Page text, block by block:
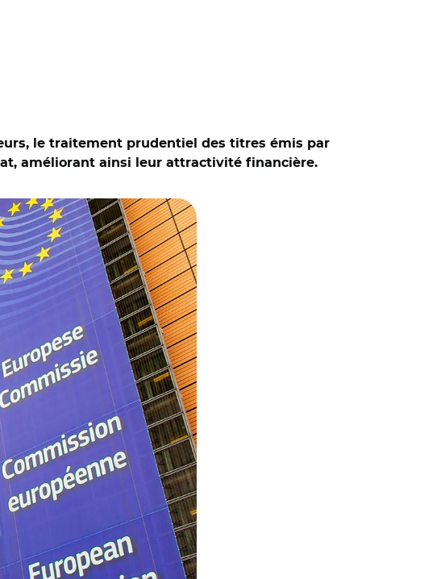
le traitement prudentiel des titres émis par
améliorant ainsi leur attractivité financière.